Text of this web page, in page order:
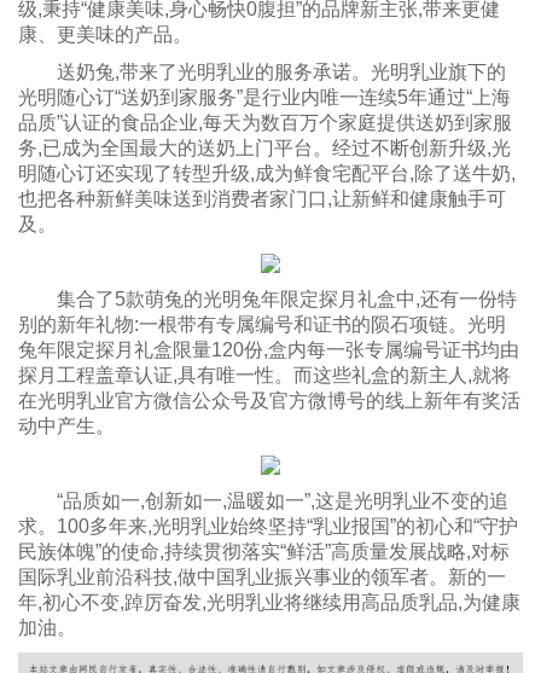
级,秉持“健康美味,身心畅快0腹担”的品牌新主张,带来更健
康、更美味的产品。
送奶兔,带来了光明乳业的服务承诺。光明乳业旗下的
光明随心订“送奶到家服务”是行业内唯一连续5年通过“上海
品质”认证的食品企业,每天为数百万个家庭提供送奶到家服
务,已成为全国最大的送奶上门平台。经过不断创新升级,光
明随心订还实现了转型升级,成为鲜食宅配平台,除了送牛奶,
也把各种新鲜美味送到消费者家门口,让新鲜和健康触手可
及。
集合了5款萌兔的光明兔年限定探月礼盒中,还有一份特
别的新年礼物:一根带有专属编号和证书的陨石项链。光明
兔年限定探月礼盒限量120份,盒内每一张专属编号证书均由
探月工程盖章认证,具有唯一性。而这些礼盒的新主人,就将
在光明乳业官方微信公众号及官方微博号的线上新年有奖活
动中产生。
“品质如一,创新如一,温暖如一”,这是光明乳业不变的追
求。100多年来,光明乳业始终坚持“乳业报国”的初心和“守护
民族体魄”的使命,持续贯彻落实“鲜活”高质量发展战略,对标
国际乳业前沿科技,做中国乳业振兴事业的领军者。新的一
年,初心不变,踔厉奋发,光明乳业将继续用高品质乳品,为健康
加油。